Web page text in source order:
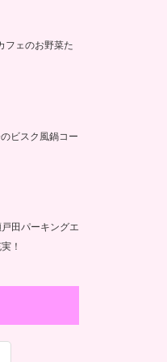
フェのお野菜た
ビスク風鍋コー
田パーキングエ
！